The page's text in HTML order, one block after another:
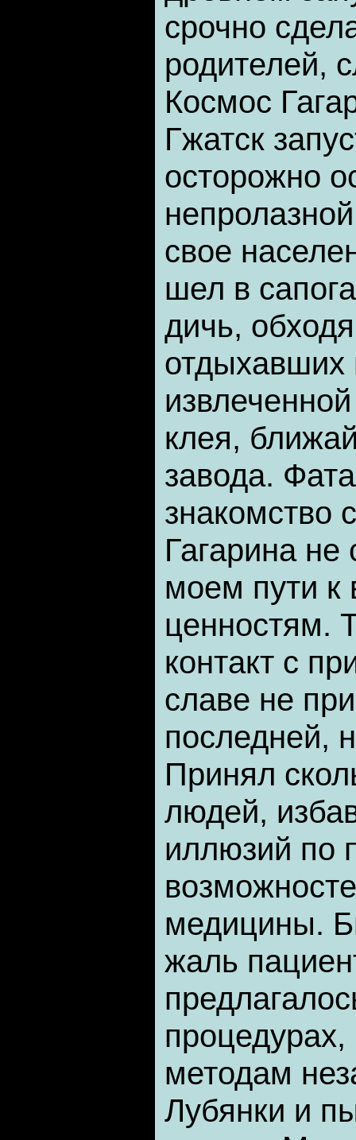
срочно
родителей,
Космос
Гжатск
осторожно
свое
шел в
дичь,
отдыхавших
клея,
завода.
знакомство
Гагарина не
моем пути к
ценностям.
контакт с
славе не
последней,
Принял
людей,
иллюзий по
медицины.
жаль
процедурах,
методам
Лубянки и